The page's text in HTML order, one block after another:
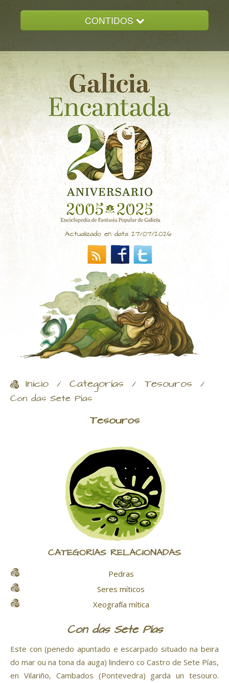
CONTIDOS
GALICIA ENCANTADA
DOCUMENTACION
NOVAS
CONTACTO
Actualizado en data 27/07/2026
Inicio / Categorías / Tesouros /
Con das Sete Pías
Tesouros
CATEGORÍAS RELACIONADAS
Pedras
Seres míticos
Xeografía mítica
Con das Sete Pías
Este con (penedo apuntado e escarpado situado na beira
do mar ou na tona da auga) lindeiro co Castro de Sete Pías,
en Vilariño, Cambados (Pontevedra) garda un tesouro.